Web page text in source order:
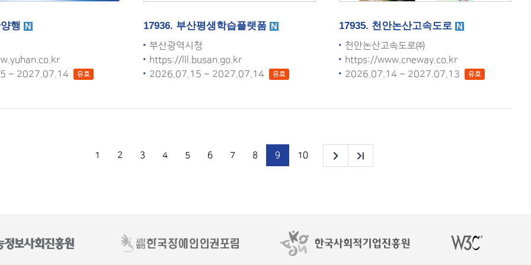
행
~ 2027.07.14
유효
17936. 부산평생학습플랫폼
부산광역시청
https://lll.busan.go.kr
2026.07.15 ~ 2027.07.14
유효
17935. 천안논산고속도로
천안논산고속도로㈜
https://www.cneway.co.kr
2026.07.14 ~ 2027.07.13
유효
1 2 3 4 5 6 7 8 9 10